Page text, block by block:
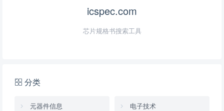
icspec.com
芯片规格书搜索工具
分类
元器件信息 电子技术